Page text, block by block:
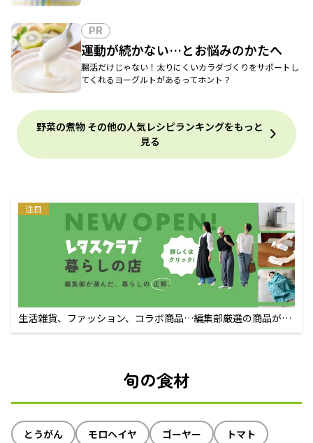
PR
運動が続かない…とお悩みのかたへ
腸活だけじゃない！太りにくいカラダづくりをサポートし
てくれるヨーグルトがあるってホント？
野菜の煮物 その他の人気レシピランキングをもっと
見る
注目
生活雑貨、ファッション、コラボ商品…編集部厳選の商品が買
えるECサイト
旬の食材
とうがん モロヘイヤ ゴーヤー
トマト